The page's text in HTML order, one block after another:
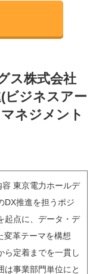
ス株式会社
ビジネスアー
ネジメント
東京電力ホールデ
DX推進を担うポジ
起点に、データ・デ
変革テーマを構想
ら定着までを一貫し
は事業部門単位にと